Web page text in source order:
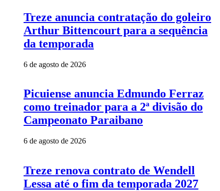
Treze anuncia contratação do goleiro
Arthur Bittencourt para a sequência
da temporada
6 de agosto de 2026
Picuiense anuncia Edmundo Ferraz
como treinador para a 2ª divisão do
Campeonato Paraibano
6 de agosto de 2026
Treze renova contrato de Wendell
Lessa até o fim da temporada 2027